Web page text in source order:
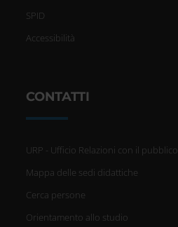
SPID
Accessibilità
CONTATTI
URP - Ufficio Relazioni con il pubblico
Mappa delle sedi didattiche
Cerca persone
Orientamento allo studio